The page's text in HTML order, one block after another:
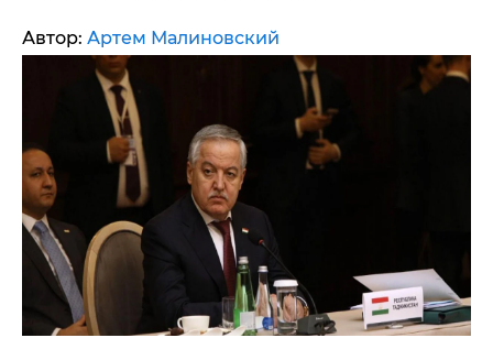
Автор: Артем Малиновский